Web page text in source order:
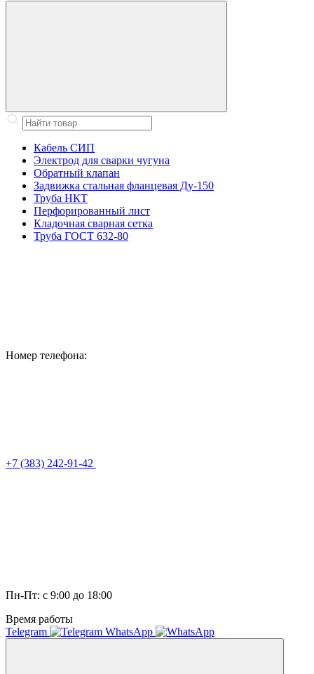
Кабель СИП
Электрод для сварки чугуна
Обратный клапан
Задвижка стальная фланцевая Ду-150
Труба НКТ
Перфорированный лист
Кладочная сварная сетка
Труба ГОСТ 632-80
Номер телефона:
+7 (383) 242-91-42
Пн-Пт: с 9:00 до 18:00
Время работы
Telegram
WhatsApp